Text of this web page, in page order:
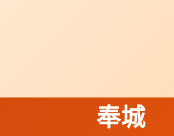
奉城